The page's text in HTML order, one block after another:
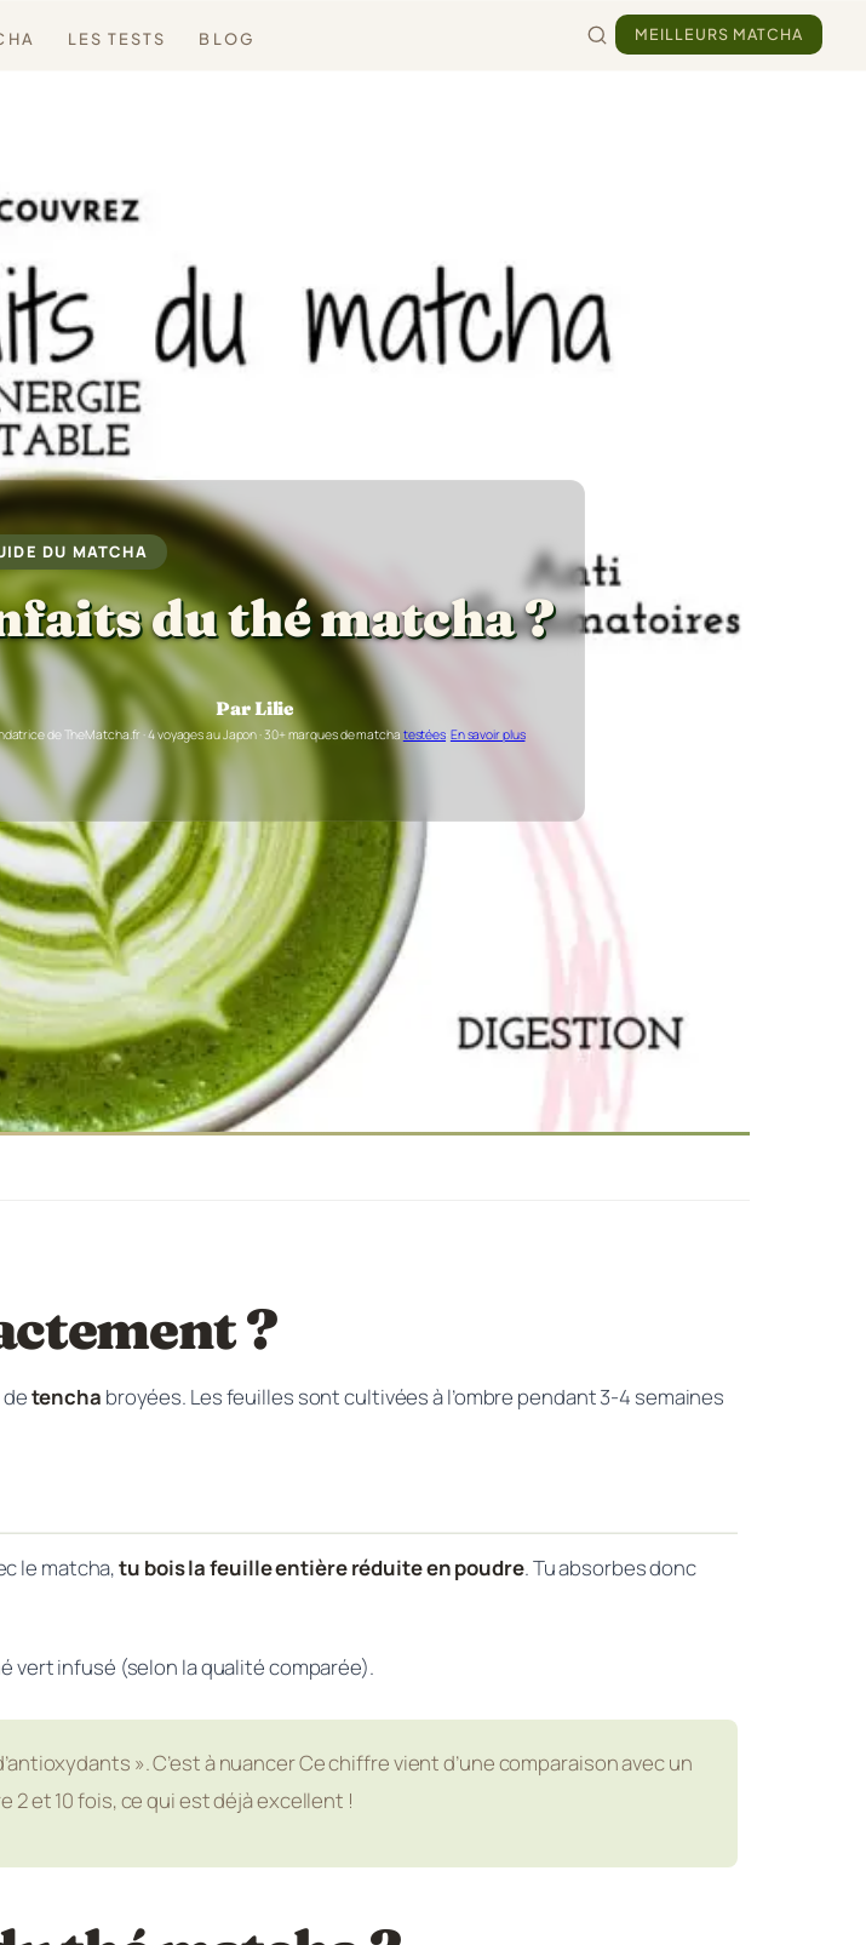
LES TESTS BLOG MEILLEURS MATCHA
DU MATCHA
du thé matcha ?
Par Lilie
de TheMatcha.fr · 4 voyages au Japon · 30+ marques de matcha testées En savoir plus
?
tencha broyées. Les feuilles sont cultivées à l’ombre pendant 3-4 semaines
le matcha,tu bois la feuille entière réduite en poudre. Tu absorbes donc
vert infusé (selon la qualité comparée).
». C’est à nuancer Ce chiffre vient d’une comparaison avec un
et 10 fois, ce qui est déjà excellent !